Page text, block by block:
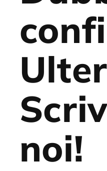
noi!